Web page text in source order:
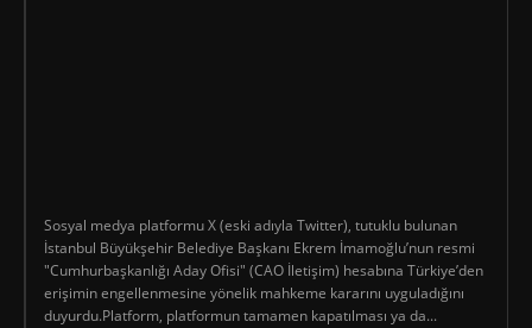
Sosyal medya platformu X (eski adıyla Twitter), tutuklu bulunan
İstanbul Büyükşehir Belediye Başkanı Ekrem İmamoğlu’nun resmi
"Cumhurbaşkanlığı Aday Ofisi" (CAO İletişim) hesabına Türkiye’den
erişimin engellenmesine yönelik mahkeme kararını uyguladığını
duyurdu.Platform, platformun tamamen kapatılması ya da...